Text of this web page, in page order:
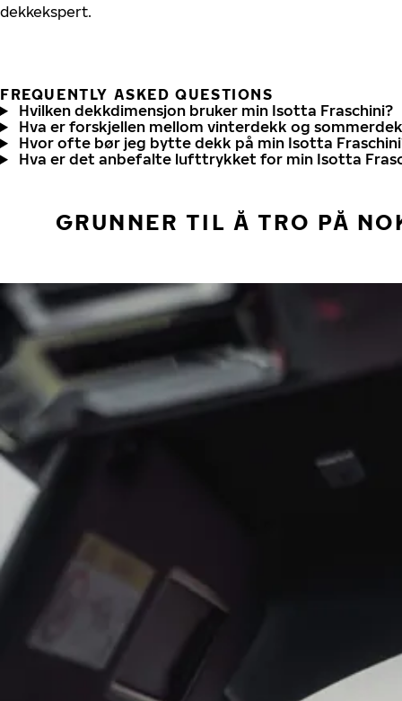
dekkekspert.
FREQUENTLY ASKED QUESTIONS
Hvilken dekkdimensjon bruker min Isotta Fraschini?
Hva er forskjellen mellom vinterdekk og
Hvor ofte bør jeg bytte dekk på min Isotta
Hva er det anbefalte lufttrykket for min Isotta
GRUNNER TIL Å TRO PÅ